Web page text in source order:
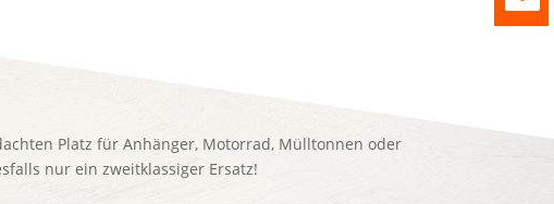
Platz für Anhänger, Motorrad, Mülltonnen oder
nur ein zweitklassiger Ersatz!